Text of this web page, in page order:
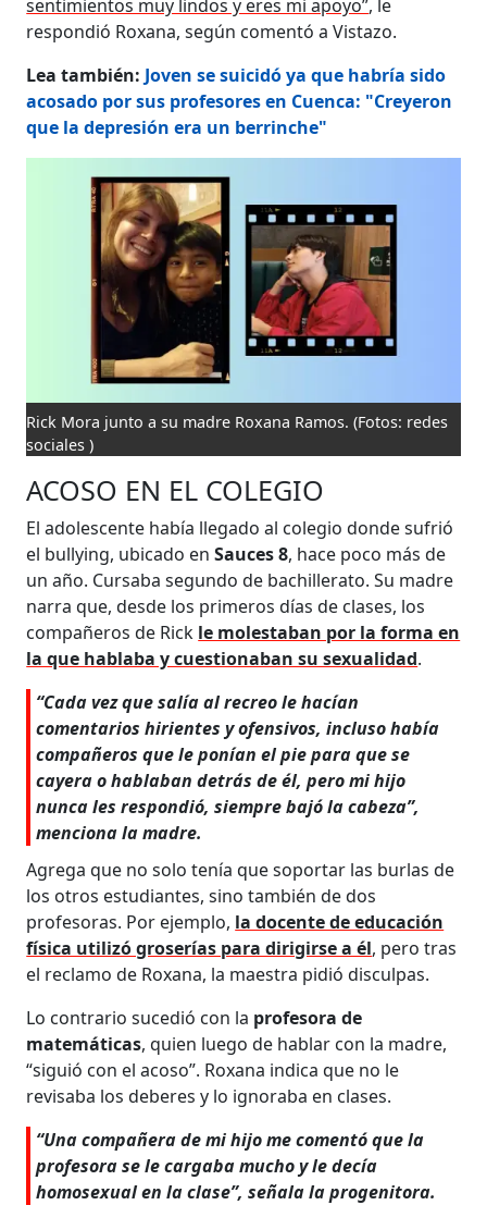
sentimientos muy lindos y eres mi apoyo”, le
respondió Roxana, según comentó a Vistazo.
Lea también: Joven se suicidó ya que habría sido
acosado por sus profesores en Cuenca: "Creyeron
que la depresión era un berrinche"
Rick Mora junto a su madre Roxana Ramos.(Fotos: redes
sociales )
ACOSO EN EL COLEGIO
El adolescente había llegado al colegio donde sufrió
el bullying, ubicado enSauces 8, hace poco más de
un año. Cursaba segundo de bachillerato. Su madre
narra que, desde los primeros días de clases, los
compañeros de Rick le molestaban por la forma en
la que hablaba y cuestionaban su sexualidad.
“Cada vez que salía al recreo le hacían
comentarios hirientes y ofensivos, incluso había
compañeros que le ponían el pie para que se
cayera o hablaban detrás de él, pero mi hijo
nunca les respondió, siempre bajó la cabeza”,
menciona la madre.
Agrega que no solo tenía que soportar las burlas de
los otros estudiantes, sino también de dos
profesoras. Por ejemplo, la docente de educación
física utilizó groserías para dirigirse a él, pero tras
el reclamo de Roxana, la maestra pidió disculpas.
Lo contrario sucedió con la profesora de
matemáticas, quien luego de hablar con la madre,
“siguió con el acoso”. Roxana indica que no le
revisaba los deberes y lo ignoraba en clases.
“Una compañera de mi hijo me comentó que la
profesora se le cargaba mucho y le decía
homosexual en la clase”, señala la progenitora.